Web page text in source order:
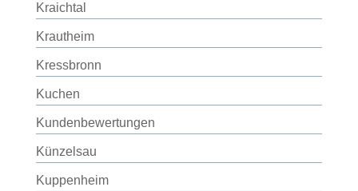
Kraichtal
Krautheim
Kressbronn
Kuchen
Kundenbewertungen
Künzelsau
Kuppenheim